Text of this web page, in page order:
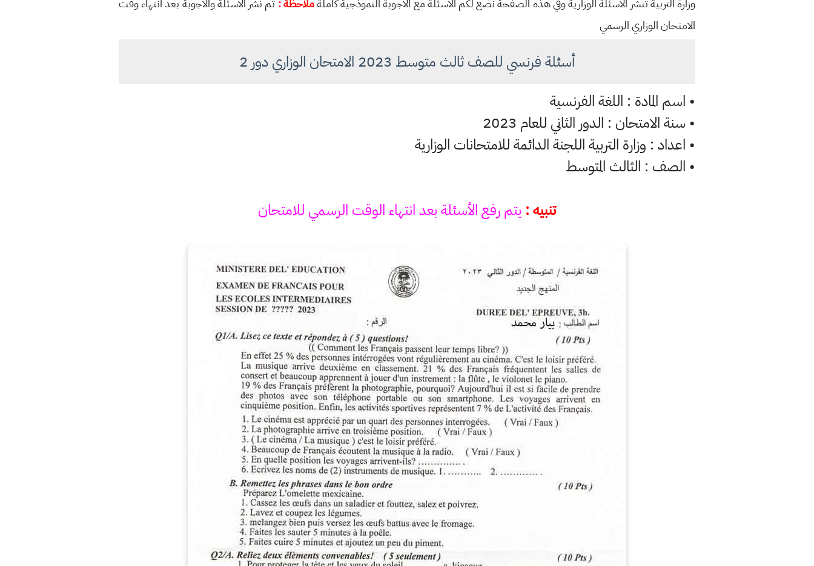
وزارة التربية تنشر الأسئلة الوزارية وفي هذه الصفحة نضع لكم الأسئلة مع الأجوبة النموذجية كاملةملاحظة : تم نشر الأسئلة والاجوبة بعد انتهاء وقت
الامتحان الوزاري الرسمي
أسئلة فرنسي للصف ثالث متوسط 2023 الامتحان الوزاري دور 2
• اسم المادة : اللغة الفرنسية
• سنة الامتحان : الدور الثاني للعام 2023
• اعداد : وزارة التربية اللجنة الدائمة للامتحانات الوزارية
• الصف : الثالث المتوسط
تنبيه : يتم رفع الأسئلة بعد انتهاء الوقت الرسمي للامتحان